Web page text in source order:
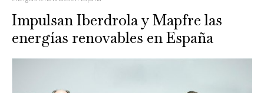
Impulsan Iberdrola y Mapfre las
energías renovables en España